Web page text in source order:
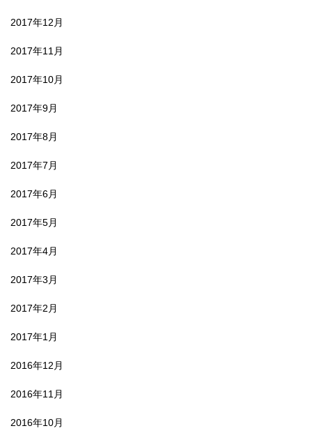
2017年12月
2017年11月
2017年10月
2017年9月
2017年8月
2017年7月
2017年6月
2017年5月
2017年4月
2017年3月
2017年2月
2017年1月
2016年12月
2016年11月
2016年10月